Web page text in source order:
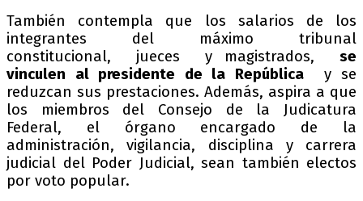
También contempla que los salarios de los
integrantes del máximo tribunal
constitucional, jueces y magistrados, se
vinculen al presidente de la Repúblicay se
reduzcan sus prestaciones. Además, aspira a que
los miembros del Consejo de la Judicatura
Federal, el órgano encargado de la
administración, vigilancia, disciplina y carrera
judicial del Poder Judicial, sean también electos
por voto popular.